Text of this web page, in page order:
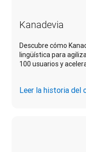
Kanadevia
Descubre cómo
lingüística para
100 usuarios y
Leer la historia del